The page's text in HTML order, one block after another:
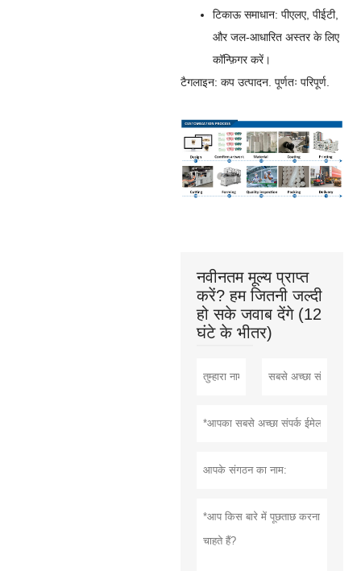
टिकाऊ समाधान: पीएलए, पीईटी,
और जल-आधारित अस्तर के लिए
कॉन्फ़िगर करें।
टैगलाइन: कप उत्पादन. पूर्णतः परिपूर्ण.
नवीनतम मूल्य प्राप्त
करें? हम जितनी जल्दी
हो सके जवाब देंगे (12
घंटे के भीतर)